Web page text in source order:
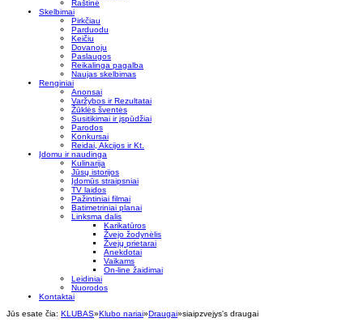
Raštinė
Skelbimai
Pirkčiau
Parduodu
Keičiu
Dovanoju
Paslaugos
Reikalinga pagalba
Naujas skelbimas
Renginiai
Anonsai
Varžybos ir Rezultatai
Žūklės šventės
Susitikimai ir įspūdžiai
Parodos
Konkursai
Reidai, Akcijos ir Kt.
Įdomu ir naudinga
Kulinarija
Jūsų istorijos
Įdomūs straipsniai
TV laidos
Pažintiniai filmai
Batimetriniai planai
Linksma dalis
Karikatūros
Žvejo žodynėlis
Žvejų prietarai
Anekdotai
Vaikams
On-line žaidimai
Leidiniai
Nuorodos
Kontaktai
Jūs esate čia: KLUBAS»Klubo nariai»Draugai»siaipzvejys's draugai